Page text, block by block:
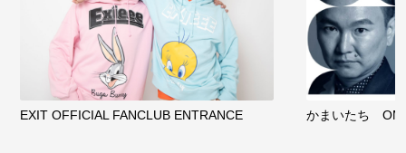
EXIT OFFICIAL FANCLUB ENTRANCE かまいたち